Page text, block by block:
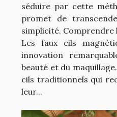
séduire par cette
promet de
simplicité. Comprendre
Les faux cils
innovation
beauté et du
cils traditionnels qui
leur...